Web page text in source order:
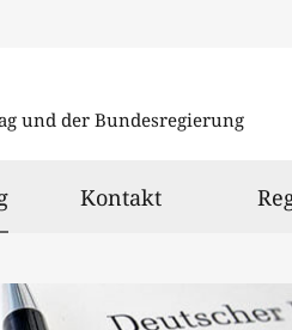
und der Bundesregierung
ausgewählt
Kontakt